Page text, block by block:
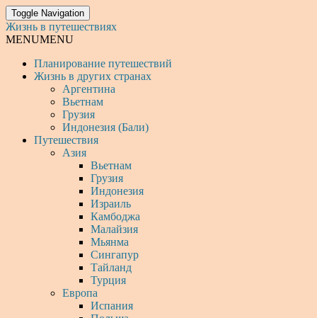
Toggle Navigation
Жизнь в путешествиях
MENUMENU
Планирование путешествий
Жизнь в других странах
Аргентина
Вьетнам
Грузия
Индонезия (Бали)
Путешествия
Азия
Вьетнам
Грузия
Индонезия
Израиль
Камбоджа
Малайзия
Мьянма
Сингапур
Тайланд
Турция
Европа
Испания